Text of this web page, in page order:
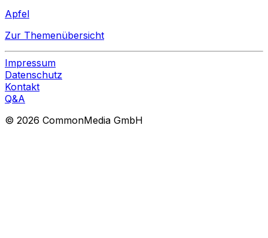
Apfel
Zur Themenübersicht
Impressum
Datenschutz
Kontakt
Q&A
© 2026 CommonMedia GmbH